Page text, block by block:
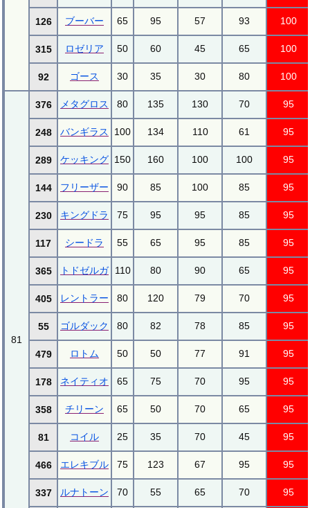
126 ブーバー 65 95 57 93 100
315 ロゼリア 50 60 45 65 100
92 ゴース 30 35 30 80 100
81
376 メタグロス 80 135 130 70 95
248 バンギラス 100 134 110 61 95
289 ケッキング 150 160 100 100 95
144 フリーザー 90 85 100 85 95
230 キングドラ 75 95 95 85 95
117 シードラ 55 65 95 85 95
365 トドゼルガ 110 80 90 65 95
405 レントラー 80 120 79 70 95
55 ゴルダック 80 82 78 85 95
479 ロトム 50 50 77 91 95
178 ネイティオ 65 75 70 95 95
358 チリーン 65 50 70 65 95
81 コイル 25 35 70 45 95
466 エレキブル 75 123 67 95 95
337 ルナトーン 70 55 65 70 95